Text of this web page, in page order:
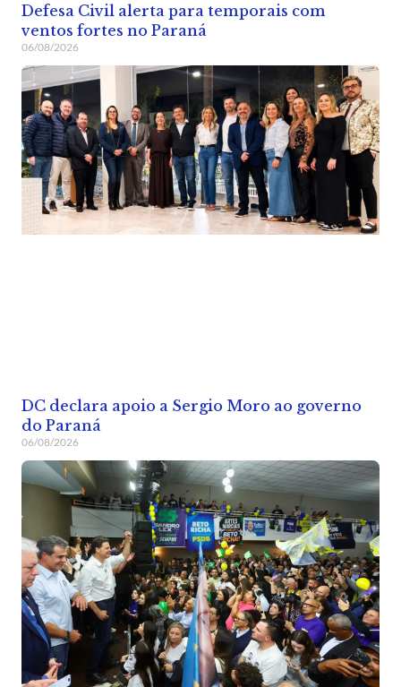
Defesa Civil alerta para temporais com
ventos fortes no Paraná
06/08/2026
DC declara apoio a Sergio Moro ao governo
do Paraná
06/08/2026